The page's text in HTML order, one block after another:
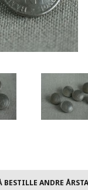
BESTILLE ANDRE